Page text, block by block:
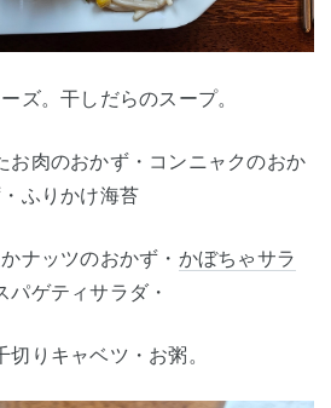
ズ。干しだらのスープ。
お肉のおかず・コンニャクのおか
ふりかけ海苔
ナッツのおかず・ かぼちゃサラ
パゲティサラダ・
切りキャベツ・お粥。